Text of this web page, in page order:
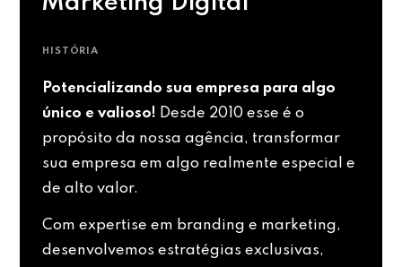
HISTÓRIA
Potencializando sua empresa para algo
único e valioso! Desde 2010 esse é o
propósito da nossa agência, transformar
sua empresa em algo realmente especial e
de alto valor.
Com expertise em branding e marketing,
desenvolvemos estratégias exclusivas,